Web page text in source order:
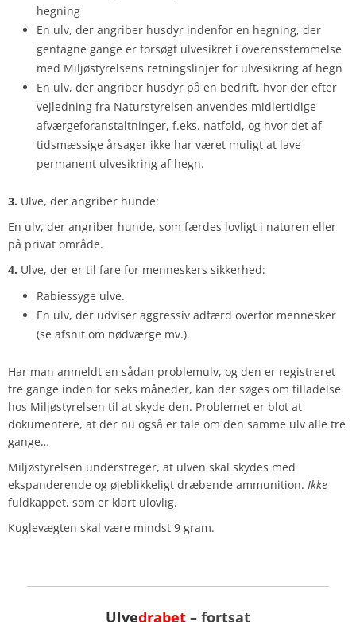
hegning
En ulv, der angriber husdyr indenfor en hegning, der
gentagne gange er forsøgt ulvesikret i overensstemmelse
med Miljøstyrelsens retningslinjer for ulvesikring af hegn
En ulv, der angriber husdyr på en bedrift, hvor der efter
vejledning fra Naturstyrelsen anvendes midlertidige
afværgeforanstaltninger, f.eks. natfold, og hvor det af
tidsmæssige årsager ikke har været muligt at lave
permanent ulvesikring af hegn.
3. Ulve, der angriber hunde:
En ulv, der angriber hunde, som færdes lovligt i naturen eller
på privat område.
4. Ulve, der er til fare for menneskers sikkerhed:
Rabiessyge ulve.
En ulv, der udviser aggressiv adfærd overfor mennesker
(se afsnit om nødværge mv.).
Har man anmeldt en sådan problemulv, og den er registreret
tre gange inden for seks måneder, kan der søges om tilladelse
hos Miljøstyrelsen til at skyde den. Problemet er blot at
dokumentere, at der nu også er tale om den samme ulv alle tre
gange…
Miljøstyrelsen understreger, at ulven skal skydes med
ekspanderende og øjeblikkeligt dræbende ammunition. Ikke
fuldkappet, som er klart ulovlig.
Kuglevægten skal være mindst 9 gram.
Ulvedrabet – fortsat